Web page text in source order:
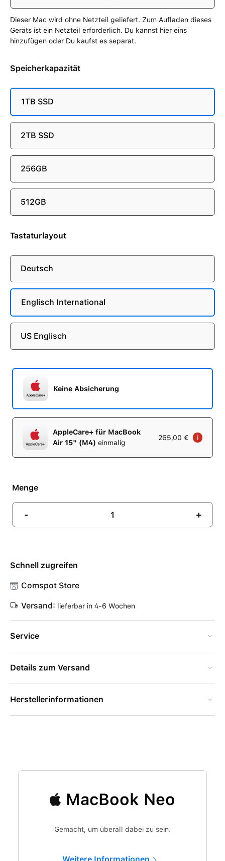
Dieser Mac wird ohne Netzteil geliefert. Zum Aufladen dieses
Geräts ist ein Netzteil erforderlich. Du kannst hier eins
hinzufügen oder Du kaufst es separat.
Speicherkapazität
1TB SSD
2TB SSD
256GB
512GB
Tastaturlayout
Deutsch
Englisch International
US Englisch
Keine Absicherung
AppleCare+ für MacBook
Air 15" (M4) einmalig
265,00 € i
Menge
- +
Schnell zugreifen
Comspot Store
Versand: lieferbar in 4-6 Wochen
Service
Details zum Versand
Herstellerinformationen
MacBook Neo
Gemacht, um überall dabei zu sein.